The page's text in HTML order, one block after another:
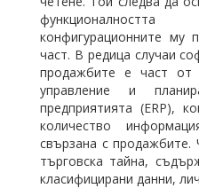
конфигурационните му
част. В редица случаи
продажбите е част от
управление и
предприятията (ERP),
количество
свързана с
търговска тайна,
класифицирани данни,